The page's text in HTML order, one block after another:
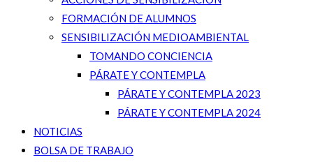
FORMACIÓN DE ALUMNOS
SENSIBILIZACIÓN MEDIOAMBIENTAL
TOMANDO CONCIENCIA
PÁRATE Y CONTEMPLA
PÁRATE Y CONTEMPLA 2023
PÁRATE Y CONTEMPLA 2024
NOTICIAS
BOLSA DE TRABAJO